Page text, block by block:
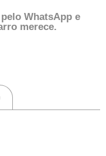
WhatsApp e
merece.